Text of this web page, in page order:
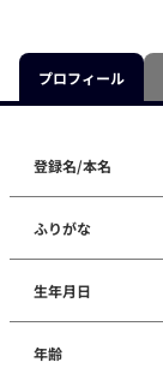
プロフィール
登録名/本名
ふりがな
生年月日
年齢